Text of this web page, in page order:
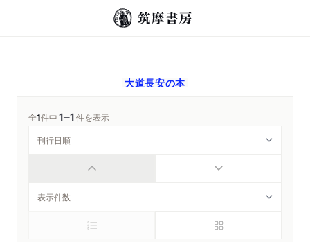
大道長安の本
全1件中1─1件を表示